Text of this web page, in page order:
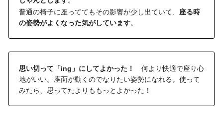
普通の椅子に座っててもその影響が少し出ていて、 座る時
の姿勢がよくなった気がしています。
思い切って「ing」にしてよかった！
何より快適で座り心
地がいい。座面が動くのでなりたい姿勢になれる。使って
みたら、思ってたよりももっとよかった！